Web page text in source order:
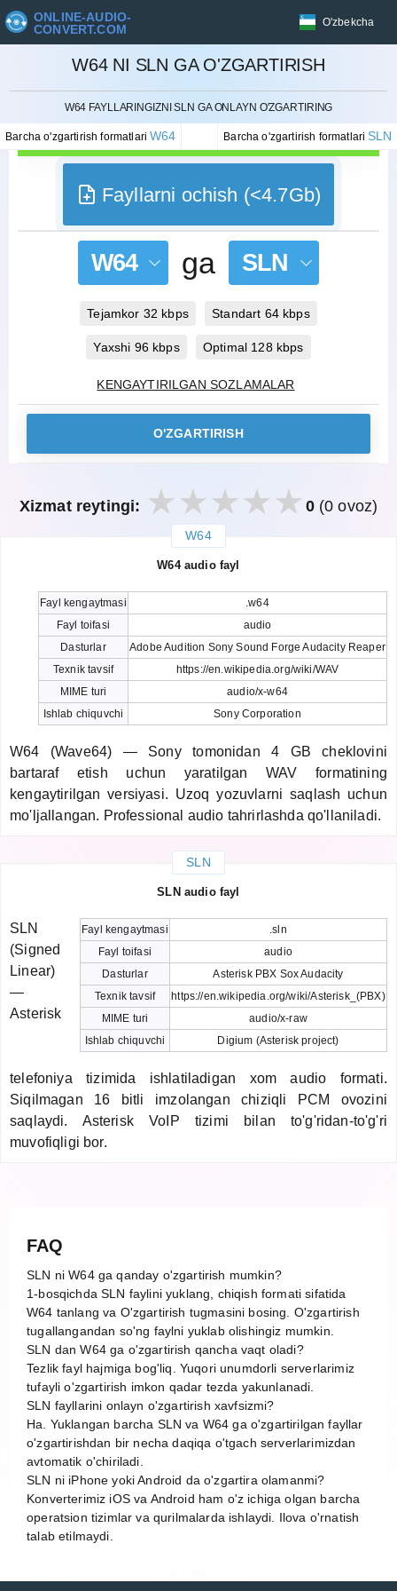
ONLINE-AUDIO-
CONVERT.COM
O'zbekcha
W64 NI SLN GA O'ZGARTIRISH
W64 FAYLLARINGIZNI SLN GA ONLAYN O'ZGARTIRING
Barcha o'zgartirish formatlariW64 Barcha o'zgartirish formatlari SLN
BEKOR QILISH
Fayllarni ochish (<4.7Gb)
W64 ga SLN
Tejamkor 32 kbps Standart 64 kbps
Yaxshi 96 kbps Optimal 128 kbps
KENGAYTIRILGAN SOZLAMALAR
O'ZGARTIRISH
Xizmat reytingi: 0(0 ovoz)
W64
W64 audio fayl
Fayl kengaytmasi
.w64
Fayl toifasi
audio
Dasturlar
Adobe Audition Sony Sound Forge Audacity Reaper
Texnik tavsif
https://en.wikipedia.org/wiki/WAV
MIME turi
audio/x-w64
Ishlab chiquvchi
Sony Corporation
W64 (Wave64) — Sony tomonidan 4 GB cheklovini
bartaraf etish uchun yaratilgan WAV formatining
kengaytirilgan versiyasi. Uzoq yozuvlarni saqlash uchun
mo'ljallangan. Professional audio tahrirlashda qo'llaniladi.
SLN
SLN audio fayl
Fayl kengaytmasi
.sln
Fayl toifasi
audio
Dasturlar
Asterisk PBX Sox Audacity
Texnik tavsif
https://en.wikipedia.org/wiki/Asterisk_(PBX)
MIME turi
audio/x-raw
Ishlab chiquvchi
Digium (Asterisk project)
SLN
(Signed
Linear)
—
Asterisk
telefoniya tizimida ishlatiladigan xom audio formati.
Siqilmagan 16 bitli imzolangan chiziqli PCM ovozini
saqlaydi. Asterisk VoIP tizimi bilan to'g'ridan-to'g'ri
muvofiqligi bor.
FAQ
SLN ni W64 ga qanday o'zgartirish mumkin?
1-bosqichda SLN faylini yuklang, chiqish formati sifatida
W64 tanlang va O'zgartirish tugmasini bosing. O'zgartirish
tugallangandan so'ng faylni yuklab olishingiz mumkin.
SLN dan W64 ga o'zgartirish qancha vaqt oladi?
Tezlik fayl hajmiga bog'liq. Yuqori unumdorli serverlarimiz
tufayli o'zgartirish imkon qadar tezda yakunlanadi.
SLN fayllarini onlayn o'zgartirish xavfsizmi?
Ha. Yuklangan barcha SLN va W64 ga o'zgartirilgan fayllar
o'zgartirishdan bir necha daqiqa o'tgach serverlarimizdan
avtomatik o'chiriladi.
SLN ni iPhone yoki Android da o'zgartira olamanmi?
Konverterimiz iOS va Android ham o'z ichiga olgan barcha
operatsion tizimlar va qurilmalarda ishlaydi. Ilova o'rnatish
talab etilmaydi.